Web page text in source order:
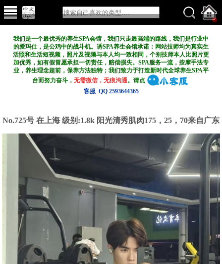
我们是一个最优秀的养生SPA会馆，我们只走最高端的路线，我们是行业中
的爱玛仕，是公鸡中的战斗机。诱SPA养生会馆承诺：网站技师均为真实生
活照和生活短视频，照片及视频与本人均一致相同，个别技师本人比照片更
加优秀，如有假冒愿承担一切责任，赔偿损失。SPA服务一流，按摩手法专
业，养生理念超前，保养方法独特；我们致力于打造新时代全球养生SPA平
台而努力奋斗，无需微信，无痕沟通。请点
客服 QQ 2593644365
No.725号 在上海 级别:1.8k 阳光清秀肌肉175，25，70来自广东